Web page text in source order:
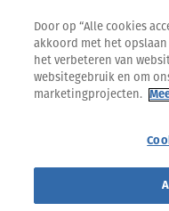
Jaarlijks
Door op “Alle cookies
akkoord met het
het verbeteren van
websitegebruik en om
marketingprojecten.